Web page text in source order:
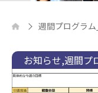
週間プログラ
お知らせ 週間プ